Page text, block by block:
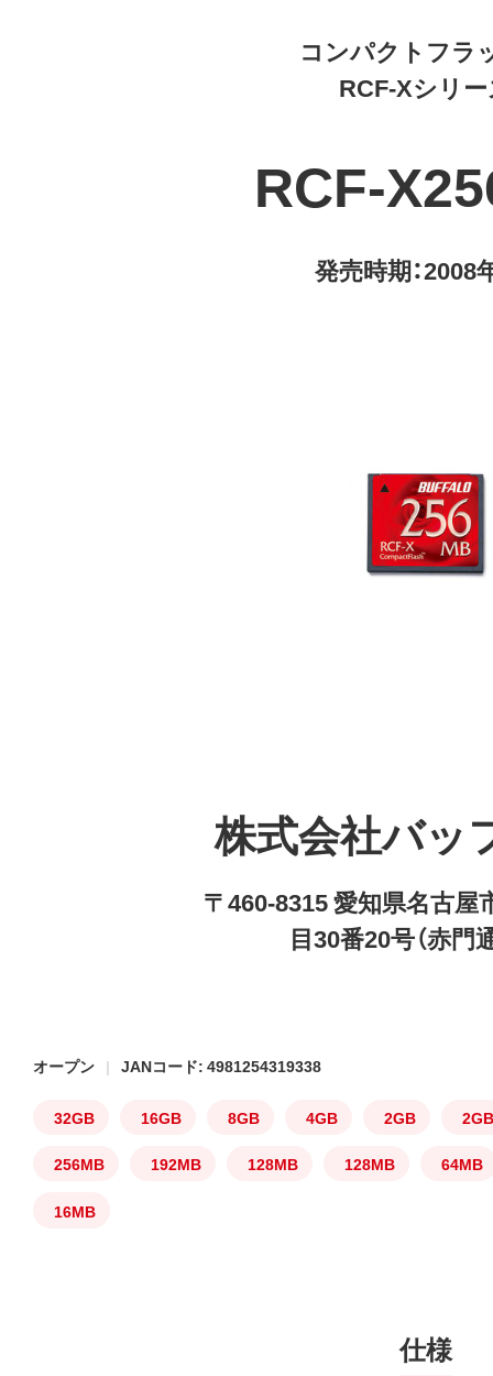
コンパクトフラ
RCF-Xシリ
RCF-
発売時期：2008
株式会社バッ
〒460-8315 愛知県名古屋
目30番20号（赤門
オープン JANコード: 4981254319338
32GB 16GB 8GB 4GB 2GB
256MB 192MB 128MB 128MB 64MB
16MB
仕様